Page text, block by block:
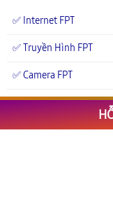
✅ Internet FPT
✅ Truyền Hình FPT
✅ Camera FPT